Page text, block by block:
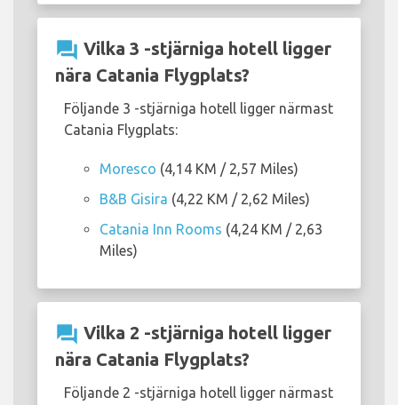
question_answer Vilka 3 -stjärniga hotell ligger
nära Catania Flygplats?
Följande 3 -stjärniga hotell ligger närmast
Catania Flygplats:
Moresco (4,14 KM / 2,57 Miles)
B&B Gisira (4,22 KM / 2,62 Miles)
Catania Inn Rooms (4,24 KM / 2,63
Miles)
question_answer Vilka 2 -stjärniga hotell ligger
nära Catania Flygplats?
Följande 2 -stjärniga hotell ligger närmast